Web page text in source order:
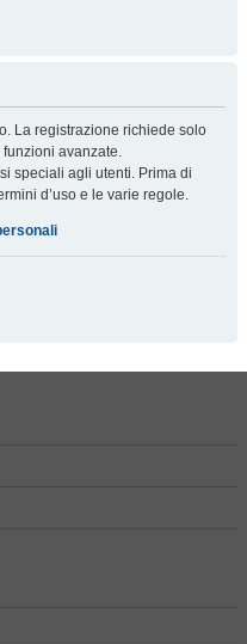
La registrazione richiede solo
avanzate.
speciali agli utenti. Prima di
d’uso e le varie regole.